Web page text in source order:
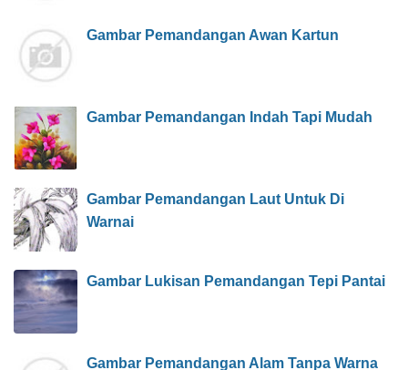
Gambar Pemandangan Awan Kartun
Gambar Pemandangan Indah Tapi Mudah
Gambar Pemandangan Laut Untuk Di
Warnai
Gambar Lukisan Pemandangan Tepi Pantai
Gambar Pemandangan Alam Tanpa Warna